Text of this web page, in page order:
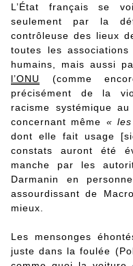
L’État français se
seulement par la
contrôleuse des lieux
toutes les
humains, mais aussi
l’ONU
(comme
précisément de la
racisme systémique
concernant même «
dont elle fait usage
constats auront été
manche par les
Darmanin en
assourdissant de
mieux.
Les mensonges
juste dans la foulée